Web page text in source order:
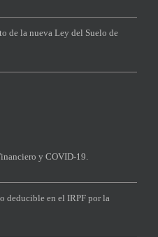
de la nueva Ley del Suelo de
y COVID-19.
deducible en el IRPF por la